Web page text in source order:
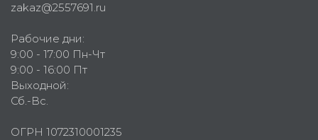
zakaz@2557691.ru
Рабочие дни:
9:00 - 17:00 Пн-Чт
9:00 - 16:00 Пт
Выходной:
Сб.-Вс.
ОГРН 1072310001235